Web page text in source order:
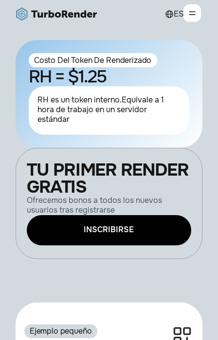
ES
Costo Del Token De Renderizado
RH = $1.25
RH es un token interno.Equivale a 1
hora de trabajo en un servidor
estándar
TU PRIMER RENDER
GRATIS
Ofrecemos bonos a todos los nuevos
usuarios tras registrarse
INSCRIBIRSE
Ejemplo pequeño